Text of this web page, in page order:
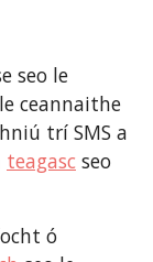
seo le
ceannaithe
trí SMS a
teagasc seo
ó